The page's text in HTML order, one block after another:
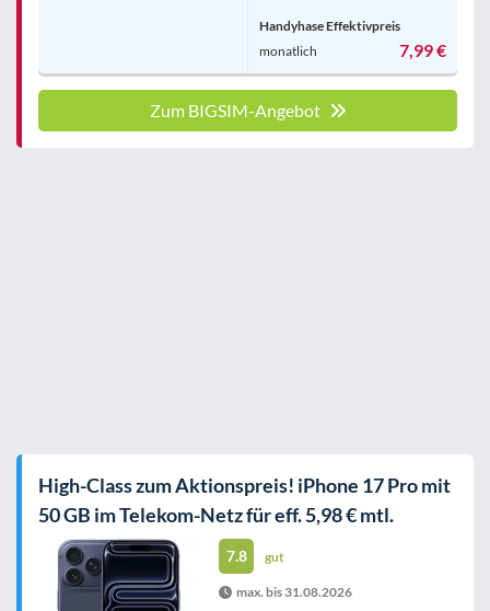
Handyhase Effektivpreis
monatlich
7,99 €
Zum BIGSIM-Angebot
High-Class zum Aktionspreis! iPhone 17 Pro mit
50 GB im Telekom-Netz für eff. 5,98 € mtl.
7.8 gut
max. bis 31.08.2026